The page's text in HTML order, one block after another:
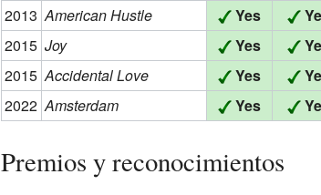
2013 American Hustle Yes
2015 Joy Yes
2015 Accidental Love Yes
2022 Amsterdam Yes
Premios y reconocimientos